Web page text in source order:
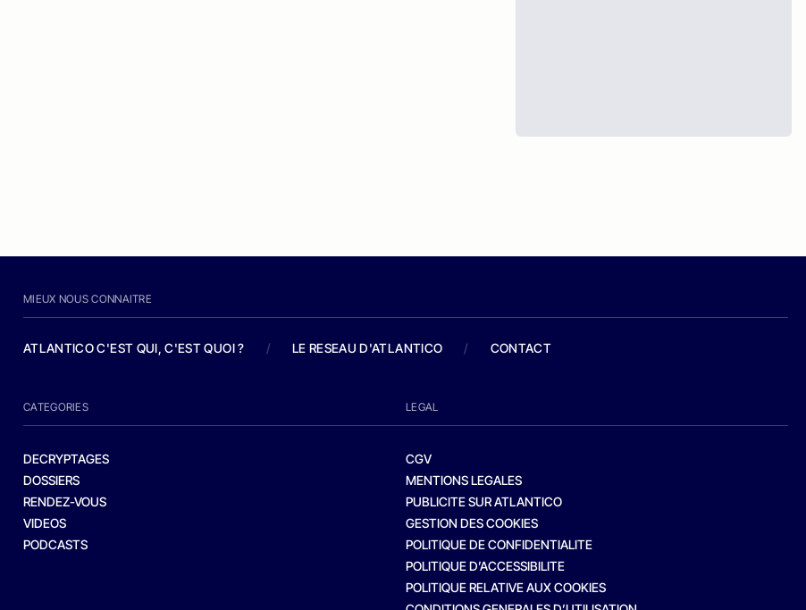
MIEUX NOUS CONNAITRE
ATLANTICO C'EST QUI, C'EST QUOI ? / LE RESEAU D'ATLANTICO / CONTACT
CATEGORIES
DECRYPTAGES
DOSSIERS
RENDEZ-VOUS
VIDEOS
PODCASTS
LEGAL
CGV
MENTIONS LEGALES
PUBLICITE SUR ATLANTICO
GESTION DES COOKIES
POLITIQUE DE CONFIDENTIALITE
POLITIQUE D’ACCESSIBILITE
POLITIQUE RELATIVE AUX COOKIES